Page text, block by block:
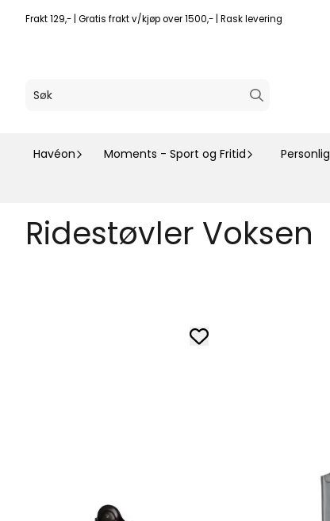
Hopp til innhold
Frakt 129,- | Gratis frakt v/kjøp over 1500,- | Rask levering
Havéon Moments - Sport og Fritid Personlig
Ridestøvler Voksen